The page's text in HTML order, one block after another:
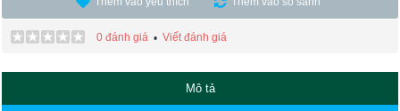
0 đánh giá • Viết đánh giá
Mô tả